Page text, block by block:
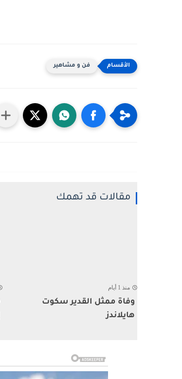
فن و مشاهير
مقالات قد تهمك
منذ 1 أيام
وفاة ممثل القدير سكوت
هايلاندز